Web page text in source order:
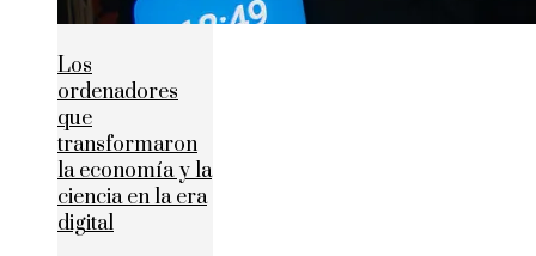
Los
ordenadores
que
transformaron
la economía y la
ciencia en la era
digital